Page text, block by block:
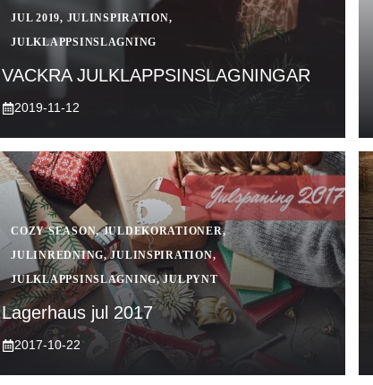
JUL 2019, JULINSPIRATION,
JULKLAPPSINSLAGNING
VACKRA JULKLAPPSINSLAGNINGAR
2019-11-12
COZY SEASON,JULDEKORATIONER,
JULINREDNING,JULINSPIRATION,
JULKLAPPSINSLAGNING,JULPYNT
Lagerhaus jul 2017
2017-10-22